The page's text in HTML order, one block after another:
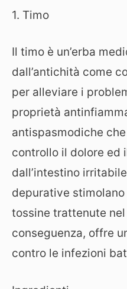
1. Timo
Il timo è un’erba
dall’antichità come
per alleviare i
proprietà
antispasmodiche
controllo il dolore ed
dall’intestino
depurative stimolano
tossine trattenute
conseguenza, offre
contro le infezioni